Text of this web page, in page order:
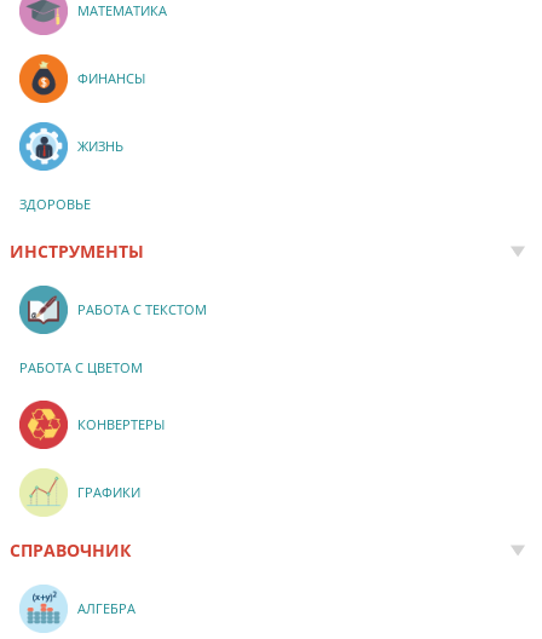
МАТЕМАТИКА
ФИНАНСЫ
ЖИЗНЬ
ЗДОРОВЬЕ
ИНСТРУМЕНТЫ
РАБОТА С ТЕКСТОМ
РАБОТА С ЦВЕТОМ
КОНВЕРТЕРЫ
ГРАФИКИ
СПРАВОЧНИК
АЛГЕБРА